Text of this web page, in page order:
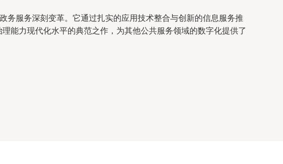
务服务深刻变革。它通过扎实的应用技术整合与创新的信息服务推
能力现代化水平的典范之作，为其他公共服务领域的数字化提供了